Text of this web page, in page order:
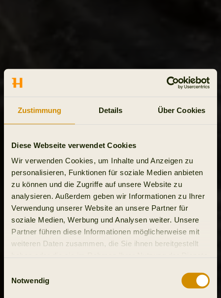
Zustimmung Details Über Cookies
Diese Webseite verwendet Cookies
Wir verwenden Cookies, um Inhalte und Anzeigen zu
personalisieren, Funktionen für soziale Medien anbieten
zu können und die Zugriffe auf unsere Website zu
analysieren. Außerdem geben wir Informationen zu Ihrer
Verwendung unserer Website an unsere Partner für
soziale Medien, Werbung und Analysen weiter. Unsere
Partner führen diese Informationen möglicherweise mit
weiteren Daten zusammen, die Sie ihnen bereitgestellt
Notwendig